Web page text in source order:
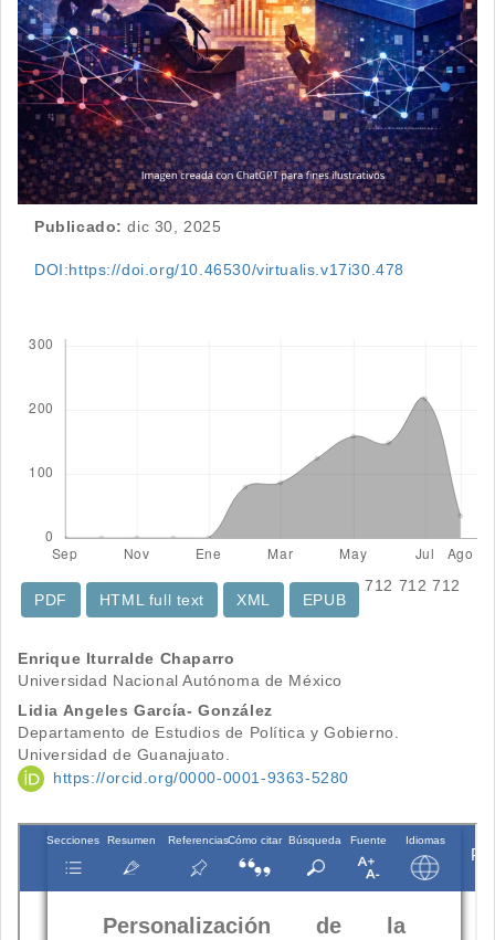
Publicado: dic 30, 2025
DOI:https://doi.org/10.46530/virtualis.v17i30.478
712
PDF
712
HTML full text
XML
712
EPUB
Contenido
principal
del
artículo
Enrique Iturralde Chaparro
Universidad Nacional Autónoma de México
Lidia Angeles García- González
Departamento de Estudios de Política y Gobierno.
Universidad de Guanajuato.
https://orcid.org/0000-0001-9363-5280